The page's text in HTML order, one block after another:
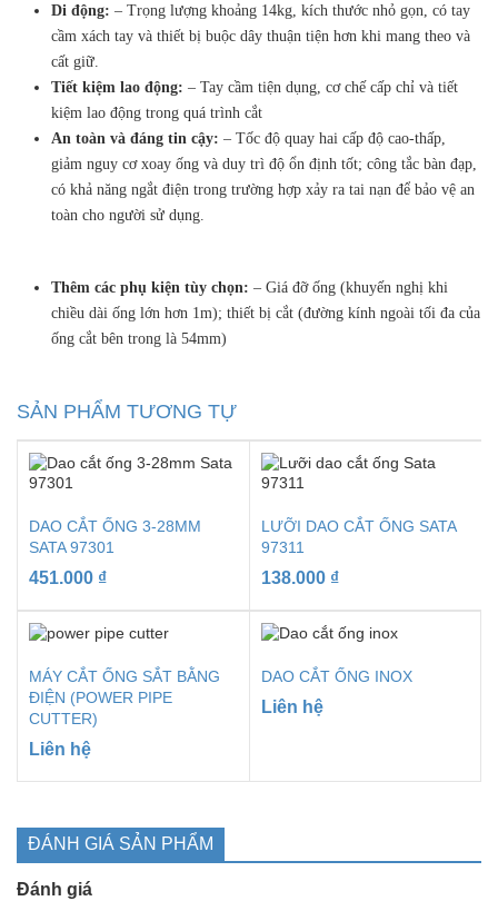
Di động: – Trọng lượng khoảng 14kg, kích thước nhỏ gọn, có tay
cầm xách tay và thiết bị buộc dây thuận tiện hơn khi mang theo và
cất giữ.
Tiết kiệm lao động: – Tay cầm tiện dụng, cơ chế cấp chỉ và tiết
kiệm lao động trong quá trình cắt
An toàn và đáng tin cậy: – Tốc độ quay hai cấp độ cao-thấp,
giảm nguy cơ xoay ống và duy trì độ ổn định tốt; công tắc bàn đạp,
có khả năng ngắt điện trong trường hợp xảy ra tai nạn để bảo vệ an
toàn cho người sử dụng.
Thêm các phụ kiện tùy chọn: – Giá đỡ ống (khuyến nghị khi
chiều dài ống lớn hơn 1m); thiết bị cắt (đường kính ngoài tối đa của
ống cắt bên trong là 54mm)
SẢN PHẨM TƯƠNG TỰ
DAO CẮT ỐNG 3-28MM
SATA 97301
451.000 ₫
LƯỠI DAO CẮT ỐNG SATA
97311
138.000 ₫
MÁY CẮT ỐNG SẮT BẰNG
ĐIỆN (POWER PIPE
CUTTER)
Liên hệ
DAO CẮT ỐNG INOX
Liên hệ
ĐÁNH GIÁ SẢN PHẨM
Đánh giá